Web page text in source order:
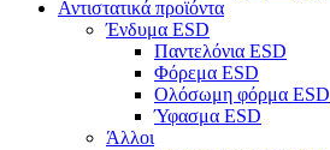
Αντιστατικά προϊόντα
Ένδυμα ESD
Παντελόνια ESD
Φόρεμα ESD
Ολόσωμη φόρμα ESD
Ύφασμα ESD
Άλλοι